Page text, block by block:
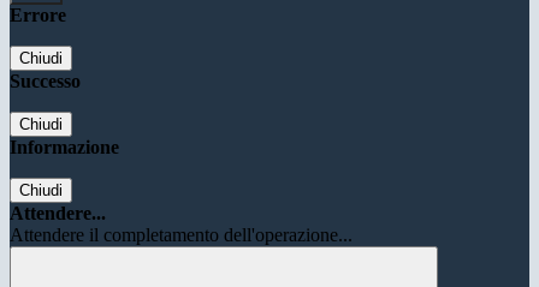
Errore
Chiudi
Successo
Chiudi
Informazione
Chiudi
Attendere...
Attendere il completamento dell'operazione...